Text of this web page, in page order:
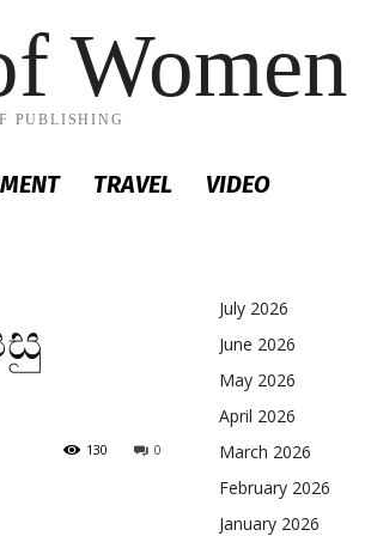
Women
PUBLISHING
TRAVEL VIDEO
0
130
July 2026
June 2026
May 2026
April 2026
March 2026
February 2026
January 2026